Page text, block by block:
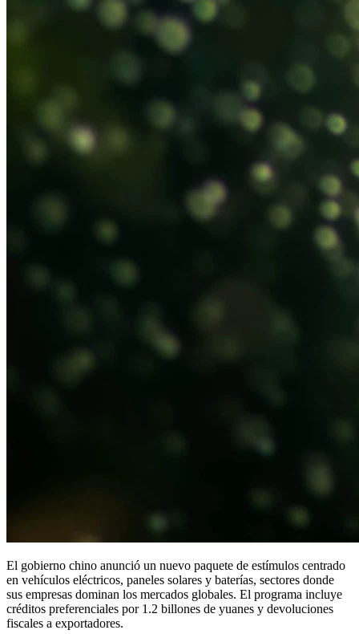
El gobierno chino anunció un nuevo paquete de estímulos centrado
en vehículos eléctricos, paneles solares y baterías, sectores donde
sus empresas dominan los mercados globales. El programa incluye
créditos preferenciales por 1.2 billones de yuanes y devoluciones
fiscales a exportadores.